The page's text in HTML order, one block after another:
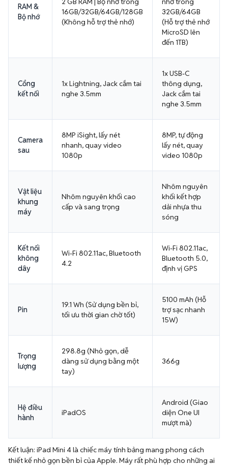
RAM &
Bộ nhớ
16GB/32GB/64GB/128GB
(Không hỗ trợ thẻ nhớ)
32GB/64GB
(Hỗ trợ thẻ nhớ
MicroSD lên
đến 1TB)
Cổng
kết nối
1x Lightning, Jack cắm tai
nghe 3.5mm
1x USB-C
thông dụng,
Jack cắm tai
nghe 3.5mm
Camera
sau
8MP iSight, lấy nét
nhanh, quay video
1080p
8MP, tự động
lấy nét, quay
video 1080p
Vật liệu
khung
máy
Nhôm nguyên khối cao
cấp và sang trọng
Nhôm nguyên
khối kết hợp
dải nhựa thu
sóng
Kết nối
không
dây
Wi-Fi 802.11ac, Bluetooth
4.2
Wi-Fi 802.11ac,
Bluetooth 5.0,
định vị GPS
Pin
19.1 Wh (Sử dụng bền bỉ,
tối ưu thời gian chờ tốt)
5100 mAh (Hỗ
trợ sạc nhanh
15W)
Trọng
lượng
298.8g (Nhỏ gọn, dễ
dàng sử dụng bằng một
tay)
366g
Hệ điều
hành
iPadOS
Android (Giao
diện One UI
mượt mà)
Kết luận: iPad Mini 4 là chiếc máy tính bảng mang phong cách
thiết kế nhỏ gọn bền bỉ của Apple. Máy rất phù hợp cho những ai